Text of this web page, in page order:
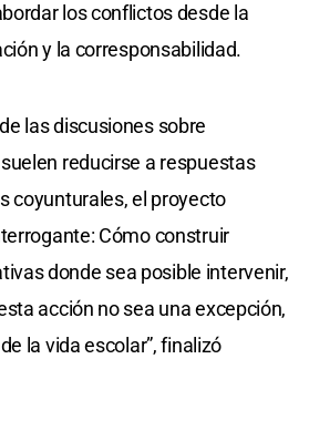
los conflictos desde la
y la corresponsabilidad.
las discusiones sobre
reducirse a respuestas
coyunturales, el proyecto
Cómo construir
donde sea posible intervenir,
acción no sea una excepción,
la vida escolar”, finalizó